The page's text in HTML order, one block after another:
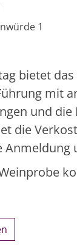
1
bietet
mit
und
die